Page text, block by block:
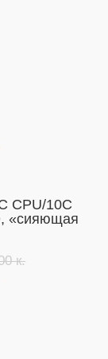
CPU/10C
«сияющая
к.